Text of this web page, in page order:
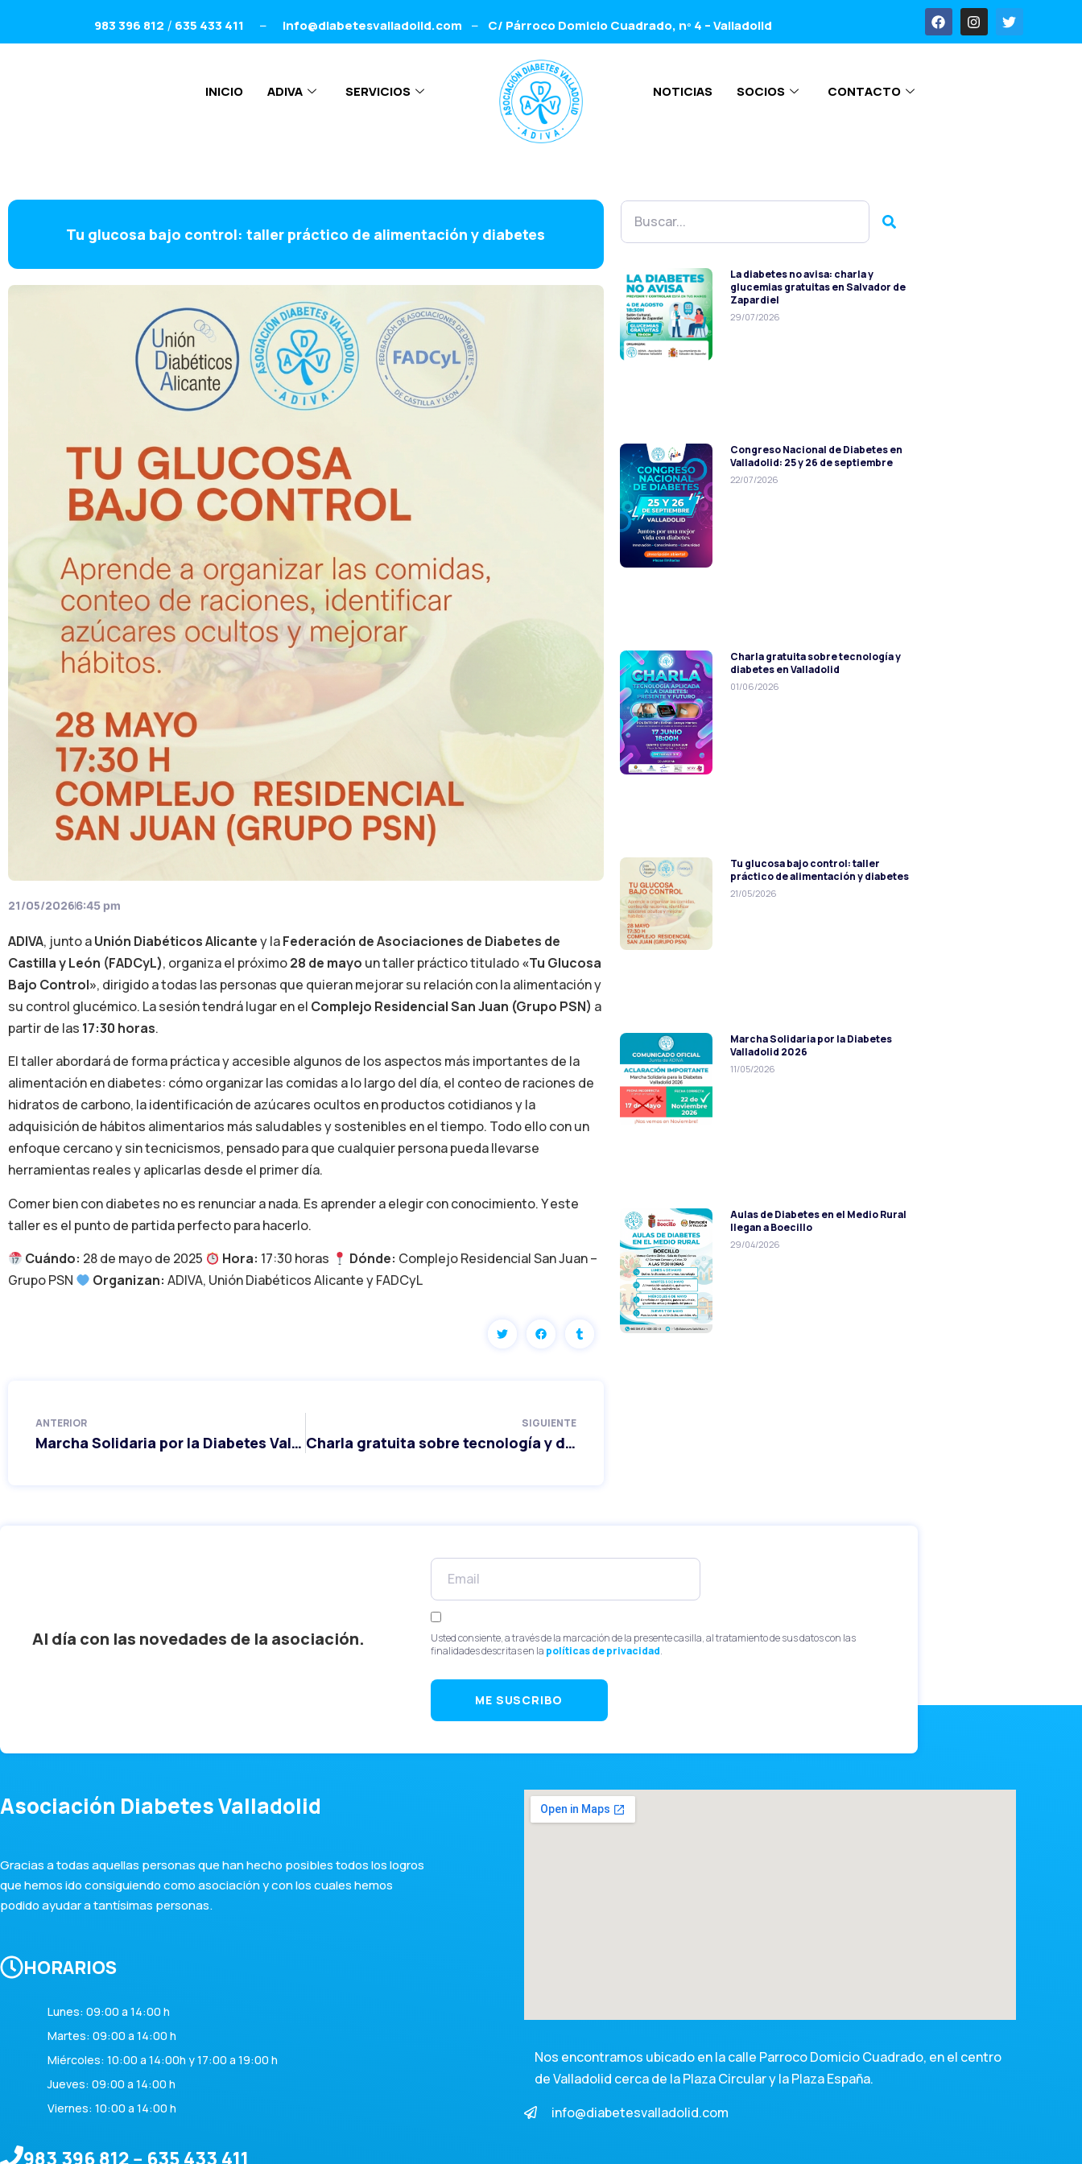
983 396 812 / 635 433 411 – info@diabetesvalladolid.com – C/ Párroco Domicio Cuadrado, nº 4 – Valladolid
INICIO ADIVA SERVICIOS NOTICIAS SOCIOS CONTACTO
Tu glucosa bajo control: taller práctico de alimentación y diabetes
21/05/20266:45 pm
ADIVA, junto aUnión Diabéticos Alicantey laFederación de Asociaciones de Diabetes de
Castilla y León (FADCyL), organiza el próximo28 de mayo un taller práctico titulado«Tu Glucosa
Bajo Control», dirigido a todas las personas que quieran mejorar su relación con la alimentación y
su control glucémico. La sesión tendrá lugar en el Complejo Residencial San Juan (Grupo PSN) a
partir de las 17:30 horas.
El taller abordará de forma práctica y accesible algunos de los aspectos más importantes de la
alimentación en diabetes: cómo organizar las comidas a lo largo del día, el conteo de raciones de
hidratos de carbono, la identificación de azúcares ocultos en productos cotidianos y la
adquisición de hábitos alimentarios más saludables y sostenibles en el tiempo. Todo ello con un
enfoque cercano y sin tecnicismos, pensado para que cualquier persona pueda llevarse
herramientas reales y aplicarlas desde el primer día.
Comer bien con diabetes no es renunciar a nada. Es aprender a elegir con conocimiento. Y este
taller es el punto de partida perfecto para hacerlo.
Cuándo: 28 de mayo de 2025 Hora: 17:30 horas Dónde: Complejo Residencial San Juan –
Grupo PSN
Organizan: ADIVA, Unión Diabéticos Alicante y FADCyL
ANTERIOR
Marcha Solidaria por la Diabetes Valladolid 2026
SIGUIENTE
Charla gratuita sobre tecnología y diabetes en Valladolid
La diabetes no avisa: charla y
glucemias gratuitas en Salvador de
Zapardiel
29/07/2026
Congreso Nacional de Diabetes en
Valladolid: 25 y 26 de septiembre
22/07/2026
Charla gratuita sobre tecnología y
diabetes en Valladolid
01/06/2026
Tu glucosa bajo control: taller
práctico de alimentación y diabetes
21/05/2026
Marcha Solidaria por la Diabetes
Valladolid 2026
11/05/2026
Aulas de Diabetes en el Medio Rural
llegan a Boecillo
29/04/2026
Al día con las novedades de la asociación.
Usted consiente, a través de la marcación de la presente casilla, al tratamiento de sus datos con las
finalidades descritas en la políticas de privacidad.
ME SUSCRIBO
Asociación Diabetes Valladolid
Gracias a todas aquellas personas que han hecho posibles todos los logros
que hemos ido consiguiendo como asociación y con los cuales hemos
podido ayudar a tantísimas personas.
HORARIOS
Lunes: 09:00 a 14:00 h
Martes: 09:00 a 14:00 h
Miércoles: 10:00 a 14:00h y 17:00 a 19:00 h
Jueves: 09:00 a 14:00 h
Viernes: 10:00 a 14:00 h
983 396 812 -- 635 433 411
Nos encontramos ubicado en la calle Parroco Domicio Cuadrado, en el centro
de Valladolid cerca de la Plaza Circular y la Plaza España.
info@diabetesvalladolid.com